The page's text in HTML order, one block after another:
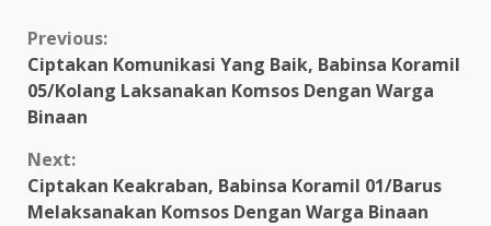
Continue
Reading
Previous:
Ciptakan Komunikasi Yang Baik, Babinsa Koramil
05/Kolang Laksanakan Komsos Dengan Warga
Binaan
Next:
Ciptakan Keakraban, Babinsa Koramil 01/Barus
Melaksanakan Komsos Dengan Warga Binaan